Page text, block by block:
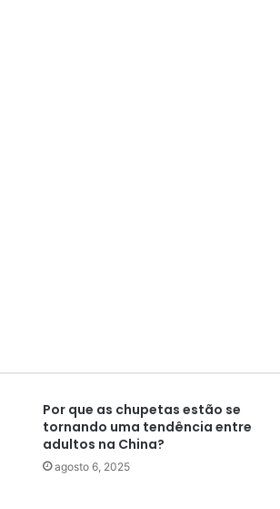
Por que as chupetas estão se
tornando uma tendência entre
adultos na China?
agosto 6, 2025